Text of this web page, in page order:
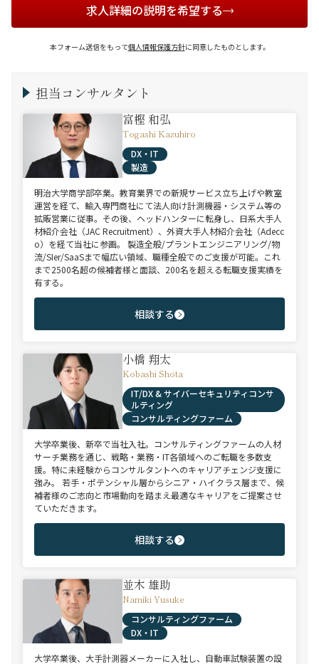
求人詳細の説明を希望する
本フォーム送信をもって個人情報保護方針に同意したものとします。
担当コンサルタント
富樫 和弘
Togashi Kazuhiro
DX・IT
製造
明治大学商学部卒業。教育業界での新規サービス立ち上げや教室
運営を経て、輸入専門商社にて法人向け計測機器・システム等の
拡販営業に従事。その後、ヘッドハンターに転身し、日系大手人
材紹介会社（JAC Recruitment）、外資大手人材紹介会社（Adecc
o）を経て当社に参画。 製造全般/プラントエンジニアリング/物
流/SIer/SaaSまで幅広い領域、職種全般でのご支援が可能。これ
まで2500名超の候補者様と面談、200名を超える転職支援実績を
有する。
相談する
小橋 翔太
Kobashi Shota
IT/DX & サイバーセキュリティコンサ
ルティング
コンサルティングファーム
大学卒業後、新卒で当社入社。コンサルティングファームの人材
サーチ業務を通じ、戦略・業務・IT各領域へのご転職を多数支
援。特に未経験からコンサルタントへのキャリアチェンジ支援に
強み。 若手・ポテンシャル層からシニア・ハイクラス層まで、候
補者様のご志向と市場動向を踏まえ最適なキャリアをご提案させ
ていただきます。
相談する
並木 雄助
Namiki Yusuke
コンサルティングファーム
DX・IT
大学卒業後、大手計測器メーカーに入社し、自動車試験装置の設